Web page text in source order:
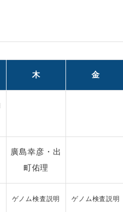
木 金
廣島幸彦・出
町佑理
ゲノム検査説明 ゲノム検査説明